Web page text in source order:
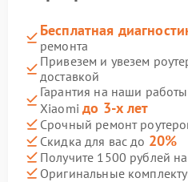
Бесплатная
ремонта
Привезем и увезем
доставкой
Гарантия на наши
Xiaomiдо 3-х лет
Срочный ремонт
Скидка для вас до 20%
Получите 1500 рублей
Оригинальные